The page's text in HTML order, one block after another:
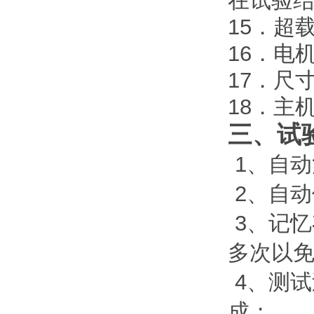
15．超
16．电
17．尺
18．主
三、试
1、自
2、自
3、记
多次以
4、测